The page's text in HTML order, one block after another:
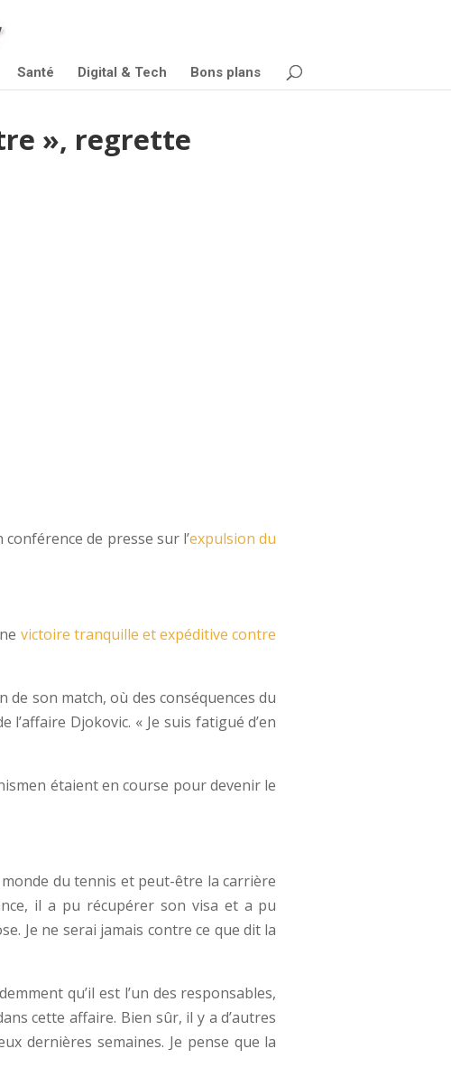
Santé Digital & Tech Bons plans
», regrette
de presse sur l’expulsion du
victoire tranquille et expéditive contre
de son match, où des conséquences du
Djokovic. « Je suis fatigué d’en
étaient en course pour devenir le
du tennis et peut-être la carrière
il a pu récupérer son visa et a pu
Je ne serai jamais contre ce que dit la
qu’il est l’un des responsables,
cette affaire. Bien sûr, il y a d’autres
dernières semaines. Je pense que la